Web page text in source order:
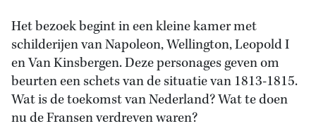
Het bezoek begint in een kleine kamer met
schilderijen van Napoleon, Wellington, Leopold I
en Van Kinsbergen. Deze personages geven om
beurten een schets van de situatie van 1813-1815.
Wat is de toekomst van Nederland? Wat te doen
nu de Fransen verdreven waren?